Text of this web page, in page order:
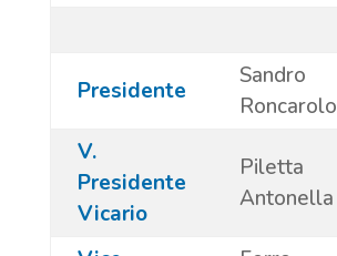
Presidente
Sandro
Roncarolo
V.
Presidente
Vicario
Piletta
Antonella